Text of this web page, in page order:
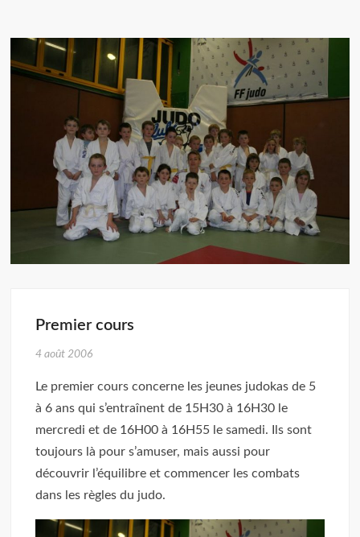
Premier cours
4 août 2006
Le premier cours concerne les jeunes judokas de 5
à 6 ans qui s’entraînent de 15H30 à 16H30 le
mercredi et de 16H00 à 16H55 le samedi. Ils sont
toujours là pour s’amuser, mais aussi pour
découvrir l’équilibre et commencer les combats
dans les règles du judo.